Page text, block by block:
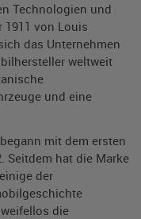
Technologien und
1911 von Louis
das Unternehmen
weltweit
und eine
mit dem ersten
Seitdem hat die Marke
der
die